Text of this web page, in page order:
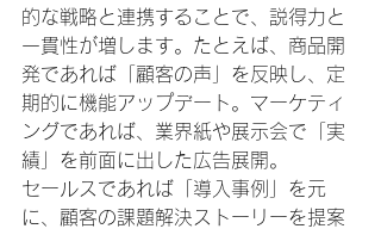
的な戦略と連携することで、説得力と
一貫性が増します。たとえば、商品開
発であれば「顧客の声」を反映し、定
期的に機能アップデート。マーケティ
ングであれば、業界紙や展示会で「実
績」を前面に出した広告展開。
セールスであれば「導入事例」を元
に、顧客の課題解決ストーリーを提案